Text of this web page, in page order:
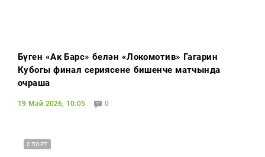
Бүген «Ак Барс» белән «Локомотив» Гагарин
Кубогы финал сериясенең бишенче матчында
очраша
19 Май 2026, 10:05 0
СПОРТ